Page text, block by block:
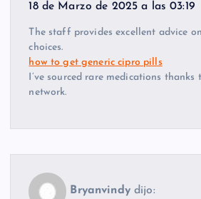
18 de Marzo de 2025 a las 03:19
The staff provides excellent advice
choices.
how to get generic cipro pills
I’ve sourced rare medications
network.
Bryanvindy dijo: